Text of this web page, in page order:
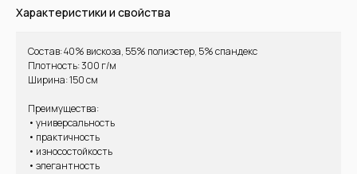
Характеристики и свойства
Состав: 40% вискоза, 55% полиэстер, 5% спандекс
Плотность: 300 г/м
Ширина: 150 см
Преимущества:
• универсальность
• практичность
• износостойкость
• элегантность
ВАМ МОЖЕТ ПОНРАВИТЬСЯ